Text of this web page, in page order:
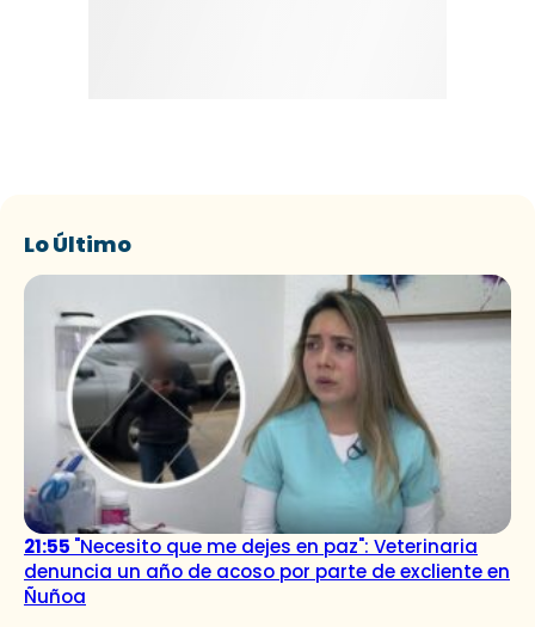
Lo Último
21:55 "Necesito que me dejes en paz": Veterinaria
denuncia un año de acoso por parte de excliente en
Ñuñoa